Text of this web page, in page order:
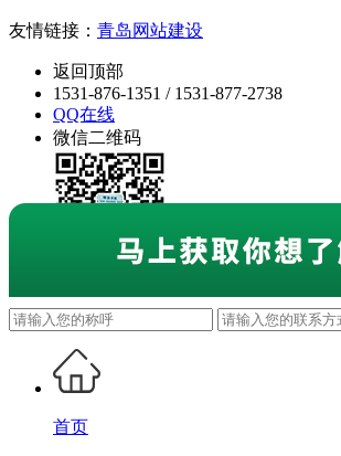
友情链接： 青岛网站建设
返回顶部
1531-876-1351 / 1531-877-2738
QQ在线
微信二维码
首页